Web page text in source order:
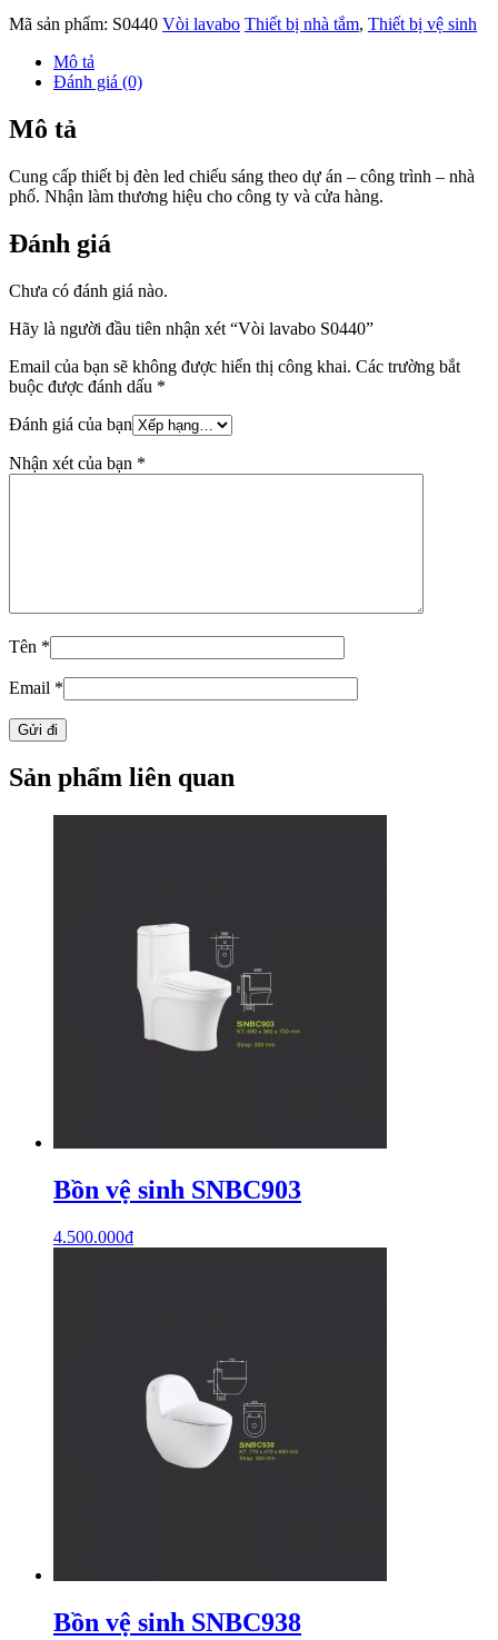
Mã sản phẩm: S0440 Vòi lavabo Thiết bị nhà tắm, Thiết bị vệ sinh
Mô tả
Đánh giá (0)
Mô tả
Cung cấp thiết bị đèn led chiếu sáng theo dự án – công trình – nhà
phố. Nhận làm thương hiệu cho công ty và cửa hàng.
Đánh giá
Chưa có đánh giá nào.
Hãy là người đầu tiên nhận xét “Vòi lavabo S0440”
Email của bạn sẽ không được hiển thị công khai. Các trường bắt
buộc được đánh dấu *
Đánh giá của bạn
Nhận xét của bạn *
Tên *
Email *
Sản phẩm liên quan
Bồn vệ sinh SNBC903
4.500.000₫
Bồn vệ sinh SNBC938